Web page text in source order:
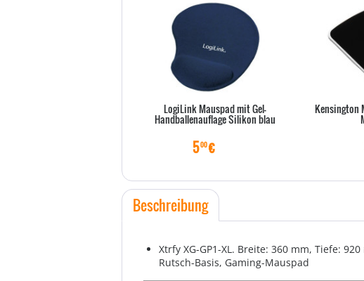
LogiLink Mauspad mit Gel-
Handballenauflage Silikon blau
500€
Kensington
Beschreibung
Xtrfy XG-GP1-XL. Breite: 360 mm, Tiefe:
Rutsch-Basis, Gaming-Mauspad